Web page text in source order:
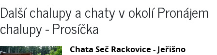
Další chalupy a chaty v okolí Pronájem
chalupy - Prosíčka
Chata Seč Rackovice - Jeřišno